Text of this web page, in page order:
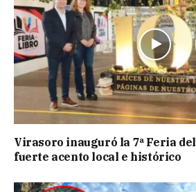
Virasoro inauguró la 7ª Feria
fuerte acento local e histórico